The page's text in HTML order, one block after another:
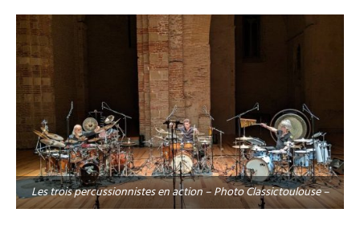
Les trois percussionnistes en action – Photo Classictoulouse –